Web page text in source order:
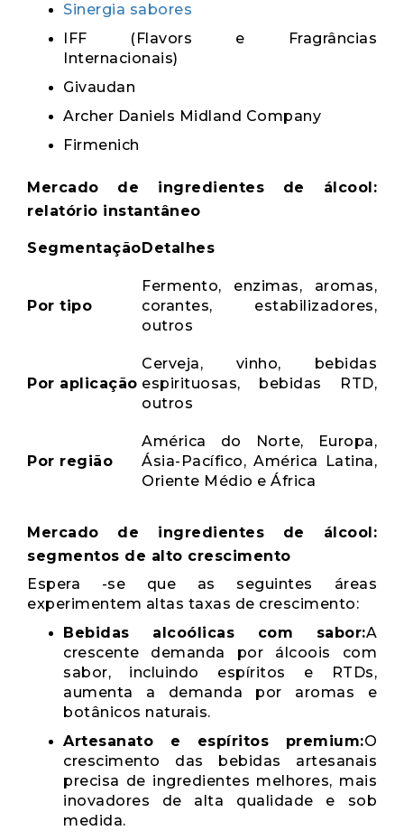
Sinergia sabores
IFF (Flavors e Fragrâncias
Internacionais)
Givaudan
Archer Daniels Midland Company
Firmenich
Mercado de ingredientes de álcool:
relatório instantâneo
SegmentaçãoDetalhes
Por tipo
Fermento, enzimas, aromas,
corantes, estabilizadores,
outros
Por aplicação
Cerveja, vinho, bebidas
espirituosas, bebidas RTD,
outros
Por região
América do Norte, Europa,
Ásia-Pacífico, América Latina,
Oriente Médio e África
Mercado de ingredientes de álcool:
segmentos de alto crescimento
Espera -se que as seguintes áreas
experimentem altas taxas de crescimento:
Bebidas alcoólicas com sabor:A
crescente demanda por álcoois com
sabor, incluindo espíritos e RTDs,
aumenta a demanda por aromas e
botânicos naturais.
Artesanato e espíritos premium:O
crescimento das bebidas artesanais
precisa de ingredientes melhores, mais
inovadores de alta qualidade e sob
medida.